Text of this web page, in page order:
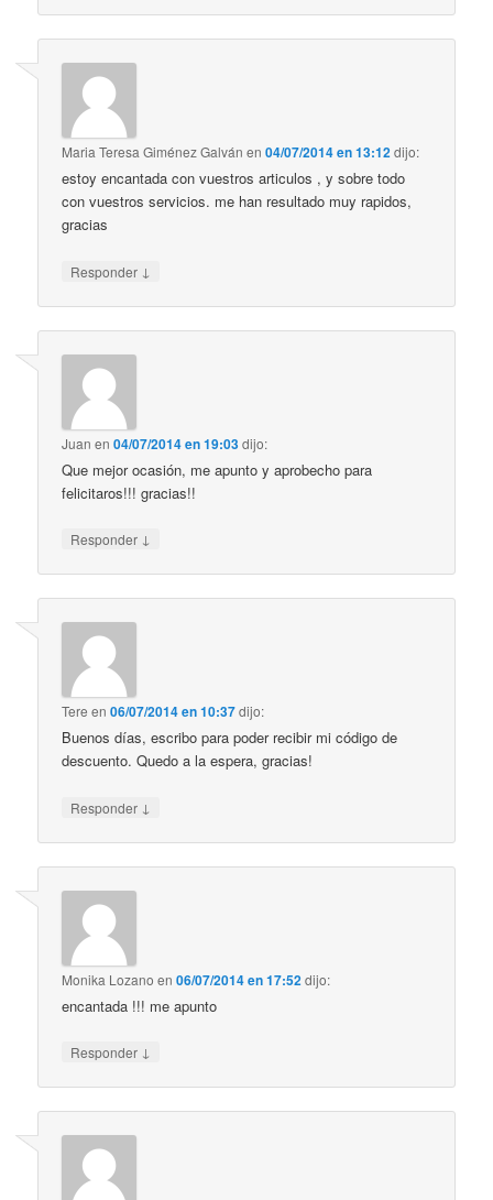
Maria Teresa Giménez Galván en04/07/2014 en 13:12dijo:
estoy encantada con vuestros articulos , y sobre todo
con vuestros servicios. me han resultado muy rapidos,
gracias
Responder ↓
Juan en04/07/2014 en 19:03dijo:
Que mejor ocasión, me apunto y aprobecho para
felicitaros!!! gracias!!
Responder ↓
Tere en06/07/2014 en 10:37dijo:
Buenos días, escribo para poder recibir mi código de
descuento. Quedo a la espera, gracias!
Responder ↓
Monika Lozano en06/07/2014 en 17:52dijo:
encantada !!! me apunto
Responder ↓